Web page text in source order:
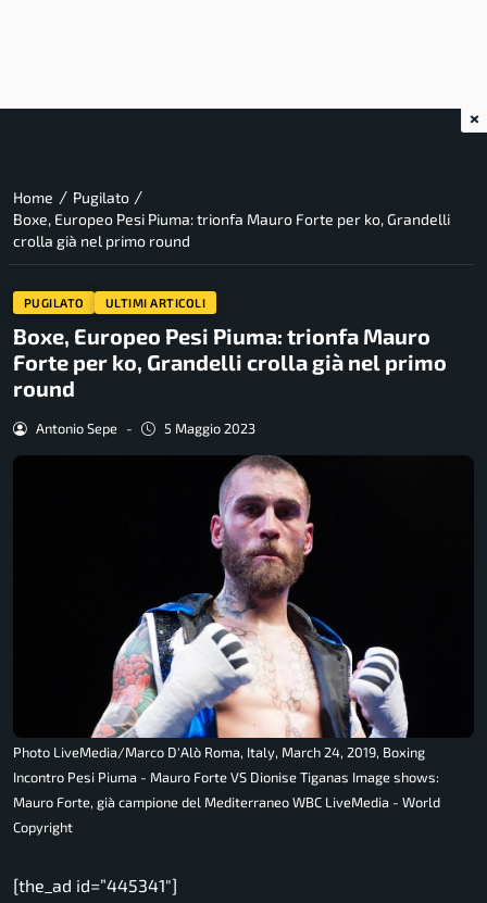
Home / Pugilato /
Boxe, Europeo Pesi Piuma: trionfa Mauro Forte per ko, Grandelli
crolla già nel primo round
PUGILATO ULTIMI ARTICOLI
Boxe, Europeo Pesi Piuma: trionfa Mauro
Forte per ko, Grandelli crolla già nel primo
round
Antonio Sepe - 5 Maggio 2023
Photo LiveMedia/Marco D'Alò Roma, Italy, March 24, 2019, Boxing
Incontro Pesi Piuma - Mauro Forte VS Dionise Tiganas Image shows:
Mauro Forte, già campione del Mediterraneo WBC LiveMedia - World
Copyright
[the_ad id=”445341″]
×